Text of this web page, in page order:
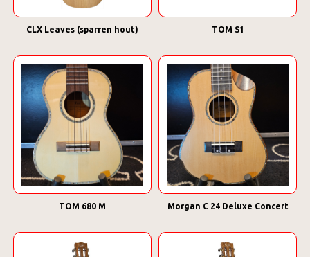
CLX Leaves (sparren hout) TOM S1
TOM 680 M Morgan C 24 Deluxe Concert